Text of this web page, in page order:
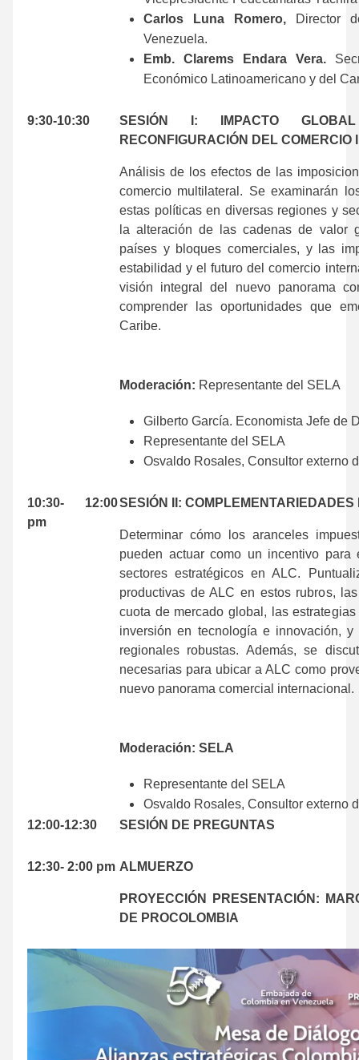
Carlos Luna Romero,
Director
Venezuela.
Emb. Clarems Endara Vera.
Económico Latinoamericano y del
9:30-10:30
SESIÓN I: IMPACTO
RECONFIGURACIÓN DEL COMERCIO
Análisis de los efectos de las
comercio multilateral. Se examinarán
estas políticas en diversas regiones y
la alteración de las cadenas de valor
países y bloques comerciales, y las
estabilidad y el futuro del comercio
visión integral del nuevo panorama
comprender las oportunidades que
Caribe.
Moderación: Representante del SELA
Gilberto García. Economista Jefe de
Representante del SELA
Osvaldo Rosales, Consultor externo
10:30- 12:00
pm
SESIÓN II:
Determinar cómo los aranceles
pueden actuar como un incentivo
sectores estratégicos en ALC.
productivas de ALC en estos rubros,
cuota de mercado global, las
inversión en tecnología e innovación,
regionales robustas. Además, se
necesarias para ubicar a ALC como
nuevo panorama comercial internacional.
Moderación: SELA
Representante del SELA
Osvaldo Rosales, Consultor externo
12:00-12:30
SESIÓN DE PREGUNTAS
12:30- 2:00 pm ALMUERZO
PROYECCIÓN PRESENTACIÓN:
DE PROCOLOMBIA